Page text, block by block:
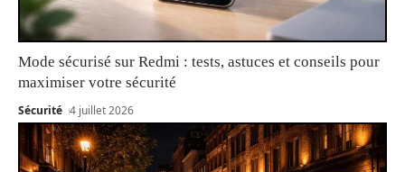
Mode sécurisé sur Redmi : tests, astuces et conseils pour
maximiser votre sécurité
Sécurité 4 juillet 2026